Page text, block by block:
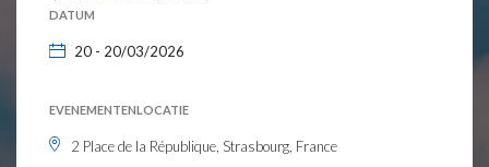
DATUM
20 - 20/03/2026
EVENEMENTENLOCATIE
2 Place de la République, Strasbourg, France